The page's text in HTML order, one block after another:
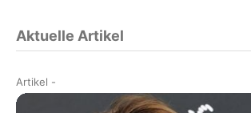
Aktuelle Artikel
Artikel -